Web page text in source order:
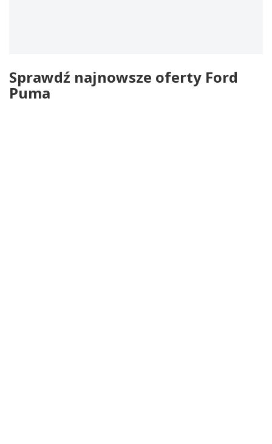
Sprawdź najnowsze oferty Ford
Puma